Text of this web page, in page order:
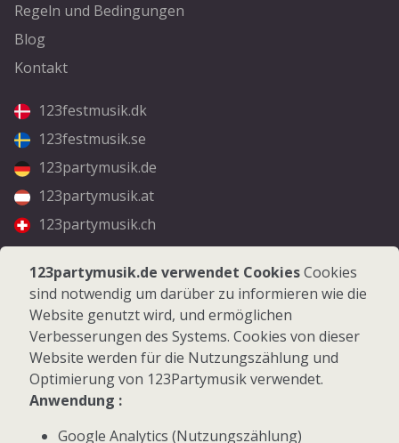
Regeln und Bedingungen
Blog
Kontakt
123festmusik.dk
123festmusik.se
123partymusik.de
123partymusik.at
123partymusik.ch
Folgen Sie uns
Facebook
Instagram
123partymusik.de verwendet CookiesCookies
sind notwendig um darüber zu informieren wie die
Website genutzt wird, und ermöglichen
Verbesserungen des Systems. Cookies von dieser
Website werden für die Nutzungszählung und
Optimierung von 123Partymusik verwendet.
Anwendung :
Google Analytics (Nutzungszählung)